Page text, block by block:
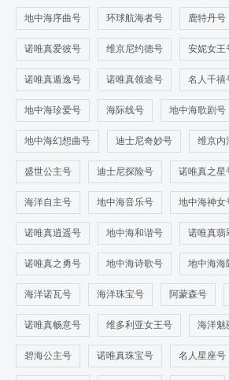
都能让这个夜晚变得难忘而美好。
地中海序曲号 环球航海者号 鹿特丹号
诺唯真爱彼号 维京尼约德号 安妮女王
诺唯真遁逸号 诺唯真领途号 名人千禧
地中海珍爱号 海际线号 地中海歌剧号
地中海幻想曲号 迪士尼奇妙号 维京内
盛世公主号 迪士尼探险号 诺唯真之星
海洋自主号 地中海音乐号 地中海神女
诺唯真逍遥号 地中海和谐号 诺唯真翡
诺唯真之勇号 地中海诗歌号 地中海海
海洋诺瓦号 海洋珠宝号 阿蒙森号
诺唯真畅意号 维多利亚女王号 海洋魅
碧海公主号 诺唯真珠宝号 名人星座号